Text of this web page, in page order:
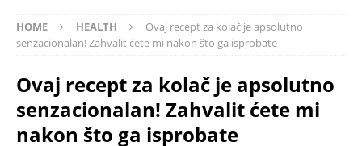
HOME HEALTH
Ovaj recept za kolač je apsolutno
senzacionalan! Zahvalit ćete mi nakon što ga isprobate
Ovaj recept za kolač je apsolutno
senzacionalan! Zahvalit ćete mi
nakon što ga isprobate